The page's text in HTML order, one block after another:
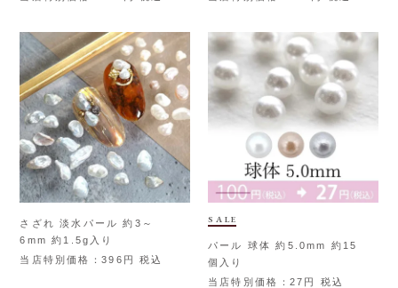
さざれ 淡水パール 約3～
6mm 約1.5g入り
当店特別価格
396 税込
SALE
パール 球体 約5.0mm 約15
個入り
当店特別価格
27 税込